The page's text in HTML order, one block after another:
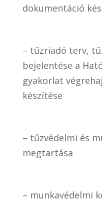
dokumentáció
– tűzriadó terv,
bejelentése a
gyakorlat
készítése
– tűzvédelmi és
megtartása
– munkavédelmi